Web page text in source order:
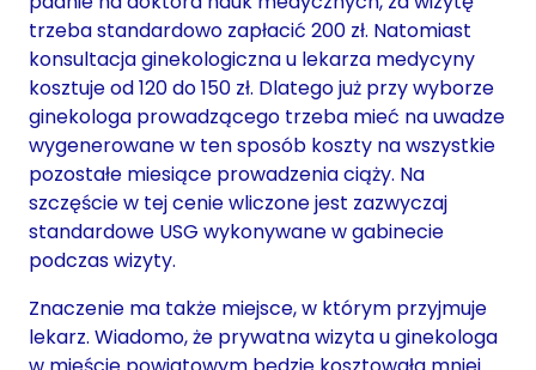
trzeba standardowo zapłacić 200 zł. Natomiast
konsultacja ginekologiczna u lekarza medycyny
kosztuje od 120 do 150 zł. Dlatego już przy wyborze
ginekologa prowadzącego trzeba mieć na uwadze
wygenerowane w ten sposób koszty na wszystkie
pozostałe miesiące prowadzenia ciąży. Na
szczęście w tej cenie wliczone jest zazwyczaj
standardowe USG wykonywane w gabinecie
podczas wizyty.
Znaczenie ma także miejsce, w którym przyjmuje
lekarz. Wiadomo, że prywatna wizyta u ginekologa